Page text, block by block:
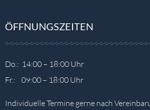
ÖFFNUNGSZEITEN
Do.: 14:00 – 18:00 Uhr
Fr.: 09:00 – 18:00 Uhr
Individuelle Termine gerne nach